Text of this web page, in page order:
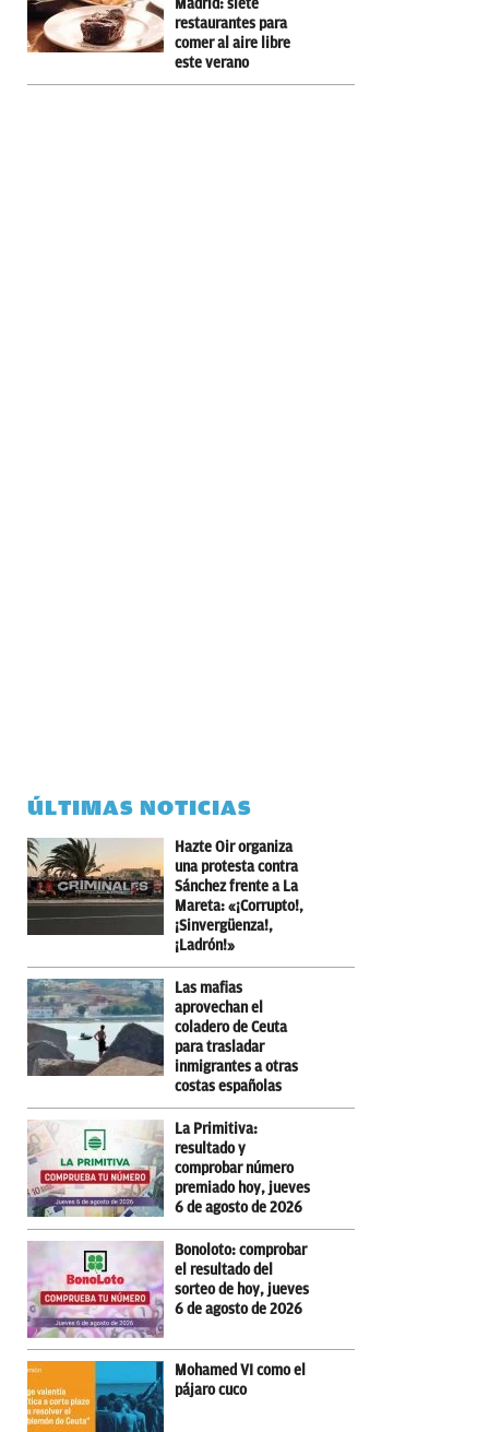
Madrid: siete
restaurantes para
comer al aire libre
este verano
ÚLTIMAS NOTICIAS
Hazte Oir organiza
una protesta contra
Sánchez frente a La
Mareta: «¡Corrupto!,
¡Sinvergüenza!,
¡Ladrón!»
Las mafias
aprovechan el
coladero de Ceuta
para trasladar
inmigrantes a otras
costas españolas
La Primitiva:
resultado y
comprobar número
premiado hoy, jueves
6 de agosto de 2026
Bonoloto: comprobar
el resultado del
sorteo de hoy, jueves
6 de agosto de 2026
Mohamed VI como el
pájaro cuco